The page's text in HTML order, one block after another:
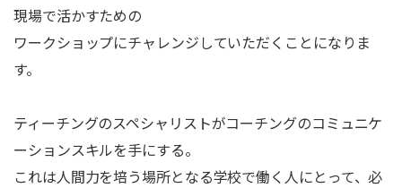
現場で活かすための
ワークショップにチャレンジしていただくことになりま
す。
ティーチングのスペシャリストがコーチングのコミュニケ
ーションスキルを手にする。
これは人間力を培う場所となる学校で働く人にとって、必